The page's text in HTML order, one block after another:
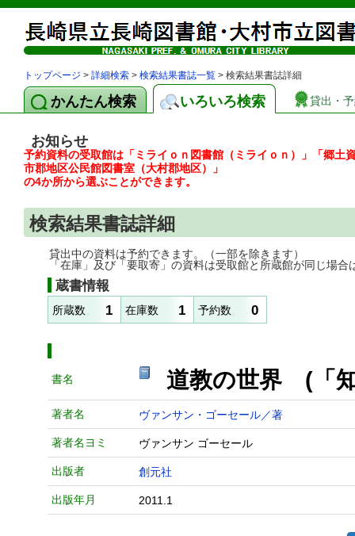
トップページ > 詳細検索 > 検索結果書誌一覧 > 検索結果書誌詳細
かんたん検索 いろいろ検索 貸出・
お知らせ
予約資料の受取館は「ミライｏｎ図書館（ミライｏｎ）」「郷
市郡地区公民館図書室（大村郡地区）」
の4か所から選ぶことができます。
検索結果書誌詳細
貸出中の資料は予約できます。（一部を除きます）
「在庫」及び「要取寄」の資料は受取館と所蔵館が同じ場合
蔵書情報
所蔵数 1 在庫数 1 予約数 0
書名 道教の世界 (「
著者名 ヴァンサン・ゴーセール／著
著者名ヨミ ヴァンサン ゴーセール
出版者 創元社
出版年月 2011.1